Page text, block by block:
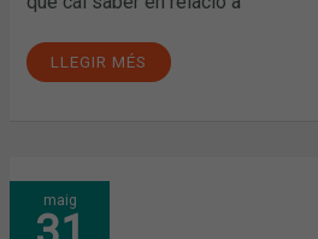
LLEGIR MÉS
maig
TÈCNICS
I
AUXILIARS
APROFUNDEIXEN